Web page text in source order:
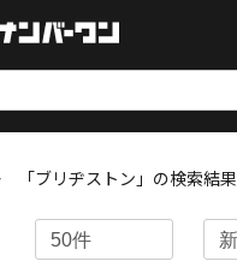
「ブリヂストン」の検索結果